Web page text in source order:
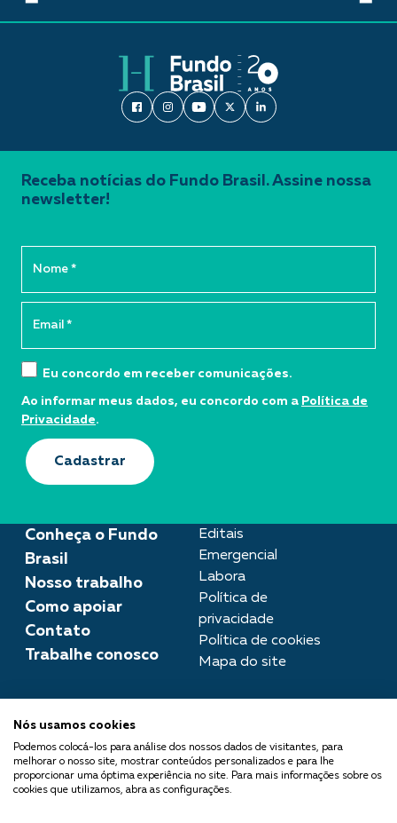
Conheça o Fundo
Brasil
Nosso trabalho
Como apoiar
Contato
Trabalhe conosco
Editais
Emergencial
Labora
Política de
privacidade
Política de cookies
Mapa do site
imprensa@fundobrasil.org.br
O Fundo Brasil integra a Rede
Comuá - Filantropia que
Receba notícias do Fundo Brasil. Assine nossa
newsletter!
Eu concordo em receber comunicações.
Ao informar meus dados, eu concordo com a Política de
Privacidade.
Cadastrar
Nós usamos cookies
Podemos colocá-los para análise dos nossos dados de visitantes, para
melhorar o nosso site, mostrar conteúdos personalizados e para lhe
proporcionar uma óptima experiência no site. Para mais informações sobre os
cookies que utilizamos, abra as configurações.